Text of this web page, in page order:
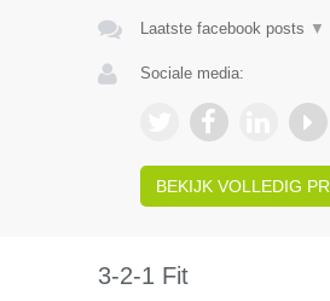
Laatste facebook posts ▼
Sociale media:
BEKIJK VOLLEDIG
3-2-1 Fit